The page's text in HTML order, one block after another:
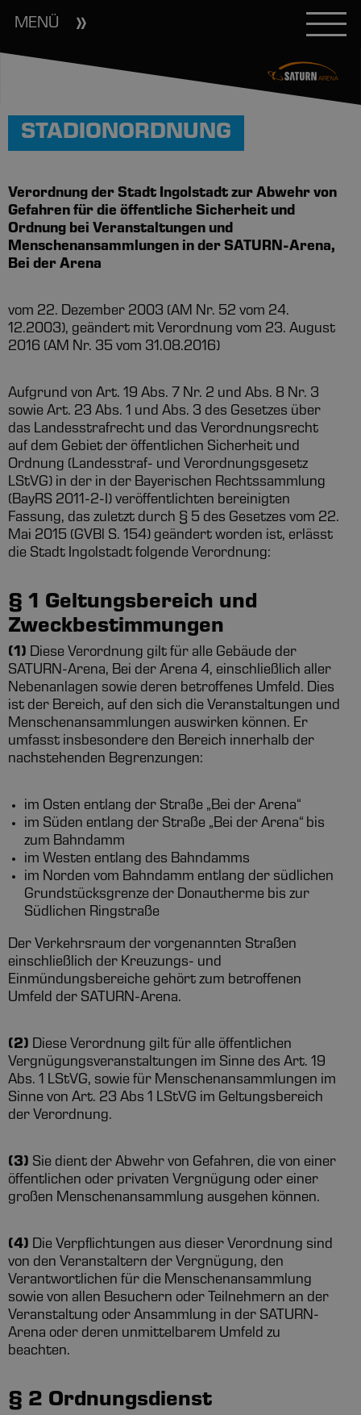
MENÜ
STADIONORDNUNG
Verordnung der Stadt Ingolstadt zur Abwehr von
Gefahren für die öffentliche Sicherheit und
Ordnung bei Veranstaltungen und
Menschenansammlungen in der SATURN-Arena,
Bei der Arena
vom 22. Dezember 2003 (AM Nr. 52 vom 24.
12.2003), geändert mit Verordnung vom 23. August
2016 (AM Nr. 35 vom 31.08.2016)
Aufgrund von Art. 19 Abs. 7 Nr. 2 und Abs. 8 Nr. 3
sowie Art. 23 Abs. 1 und Abs. 3 des Gesetzes über
das Landesstrafrecht und das Verordnungsrecht
auf dem Gebiet der öffentlichen Sicherheit und
Ordnung (Landesstraf- und Verordnungsgesetz
LStVG) in der in der Bayerischen Rechtssammlung
(BayRS 2011-2-I) veröffentlichten bereinigten
Fassung, das zuletzt durch § 5 des Gesetzes vom 22.
Mai 2015 (GVBl S. 154) geändert worden ist, erlässt
die Stadt Ingolstadt folgende Verordnung:
§ 1 Geltungsbereich und
Zweckbestimmungen
(1) Diese Verordnung gilt für alle Gebäude der
SATURN-Arena, Bei der Arena 4, einschließlich aller
Nebenanlagen sowie deren betroffenes Umfeld. Dies
ist der Bereich, auf den sich die Veranstaltungen und
Menschenansammlungen auswirken können. Er
umfasst insbesondere den Bereich innerhalb der
nachstehenden Begrenzungen:
im Osten entlang der Straße „Bei der Arena“
im Süden entlang der Straße „Bei der Arena“ bis
zum Bahndamm
im Westen entlang des Bahndamms
im Norden vom Bahndamm entlang der südlichen
Grundstücksgrenze der Donautherme bis zur
Südlichen Ringstraße
Der Verkehrsraum der vorgenannten Straßen
einschließlich der Kreuzungs- und
Einmündungsbereiche gehört zum betroffenen
Umfeld der SATURN-Arena.
(2) Diese Verordnung gilt für alle öffentlichen
Vergnügungsveranstaltungen im Sinne des Art. 19
Abs. 1 LStVG, sowie für Menschenansammlungen im
Sinne von Art. 23 Abs 1 LStVG im Geltungsbereich
der Verordnung.
(3) Sie dient der Abwehr von Gefahren, die von einer
öffentlichen oder privaten Vergnügung oder einer
großen Menschenansammlung ausgehen können.
(4) Die Verpflichtungen aus dieser Verordnung sind
von den Veranstaltern der Vergnügung, den
Verantwortlichen für die Menschenansammlung
sowie von allen Besuchern oder Teilnehmern an der
Veranstaltung oder Ansammlung in der SATURN-
Arena oder deren unmittelbarem Umfeld zu
beachten.
§ 2 Ordnungsdienst